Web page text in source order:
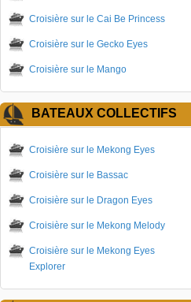
Croisière sur le Cai Be Princess
Croisière sur le Gecko Eyes
Croisière sur le Mango
BATEAUX COLLECTIFS
Croisière sur le Mekong Eyes
Croisière sur le Bassac
Croisière sur le Dragon Eyes
Croisière sur le Mekong Melody
Croisière sur le Mekong Eyes
Explorer